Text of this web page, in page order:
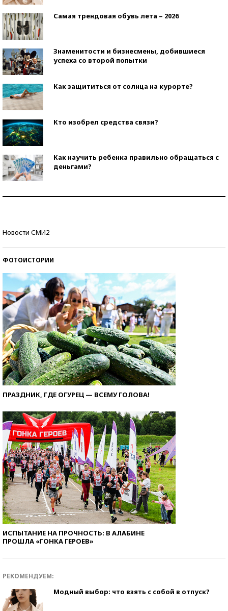
Самая трендовая обувь лета – 2026
Знаменитости и бизнесмены, добившиеся
успеха со второй попытки
Как защититься от солнца на курорте?
Кто изобрел средства связи?
Как научить ребенка правильно обращаться с
деньгами?
Новости СМИ2
ФОТОИСТОРИИ
ПРАЗДНИК, ГДЕ ОГУРЕЦ — ВСЕМУ ГОЛОВА!
ИСПЫТАНИЕ НА ПРОЧНОСТЬ: В АЛАБИНЕ
ПРОШЛА «ГОНКА ГЕРОЕВ»
РЕКОМЕНДУЕМ:
Модный выбор: что взять с собой в отпуск?